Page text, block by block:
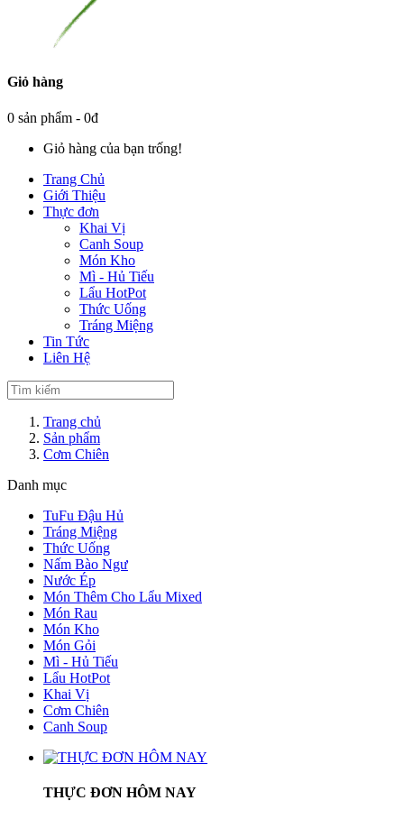
Giỏ hàng
0 sản phẩm - 0đ
Giỏ hàng của bạn trống!
Trang Chủ
Giới Thiệu
Thực đơn
Khai Vị
Canh Soup
Món Kho
Mì - Hủ Tiếu
Lẩu HotPot
Thức Uống
Tráng Miệng
Tin Tức
Liên Hệ
Trang chủ
Sản phẩm
Cơm Chiên
Danh mục
TuFu Đậu Hủ
Tráng Miệng
Thức Uống
Nấm Bào Ngư
Nước Ép
Món Thêm Cho Lẩu Mixed
Món Rau
Món Kho
Món Gỏi
Mì - Hủ Tiếu
Lẩu HotPot
Khai Vị
Cơm Chiên
Canh Soup
THỰC ĐƠN HÔM NAY